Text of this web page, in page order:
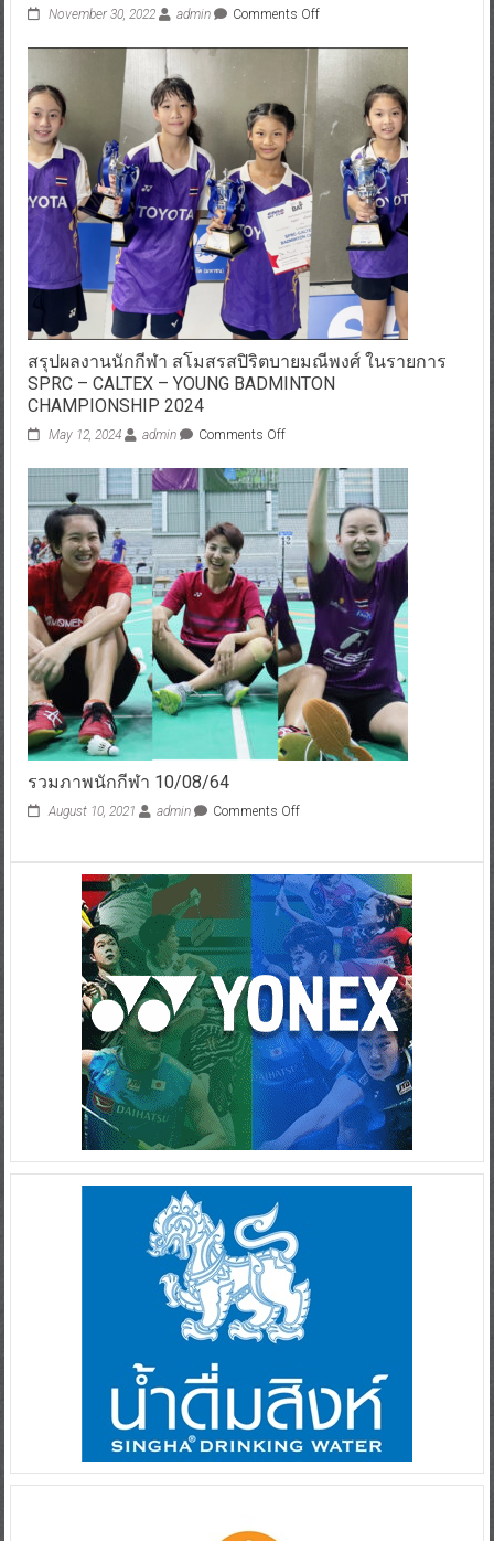
November 30, 2022 admin Comments Off
สรุปผลงานนักกีฬา สโมสรสปิริตบายมณีพงศ์ ในรายการ
SPRC – CALTEX – YOUNG BADMINTON
CHAMPIONSHIP 2024
May 12, 2024 admin Comments Off
รวมภาพนักกีฬา 10/08/64
August 10, 2021 admin Comments Off